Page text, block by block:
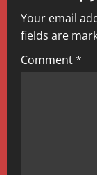
v
i
g
Your email
fields are
Comment*